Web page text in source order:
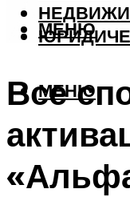
МЕНЮ
МЕНЮ
Все